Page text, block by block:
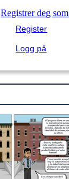
Registrer deg
Register
Logg på